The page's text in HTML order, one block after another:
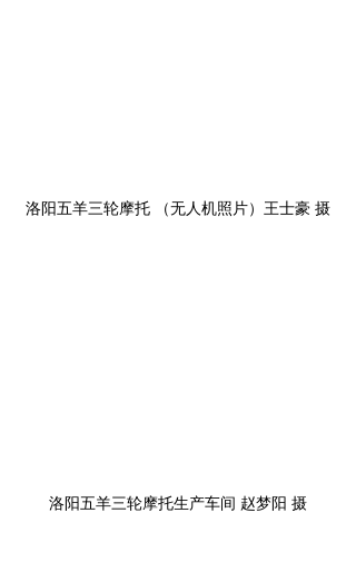
洛阳五羊三轮摩托 （无人机照片）王士豪 摄
洛阳五羊三轮摩托生产车间 赵梦阳 摄